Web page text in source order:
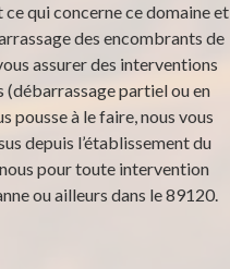
qui concerne ce domaine et
des encombrants de
assurer des interventions
(débarrassage partiel ou en
pousse à le faire, nous vous
depuis l’établissement du
pour toute intervention
ou ailleurs dans le 89120.